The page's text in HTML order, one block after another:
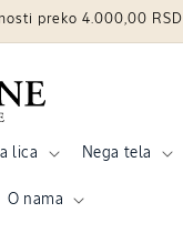
preko 4.000,00 RSD
lica Nega tela
O nama